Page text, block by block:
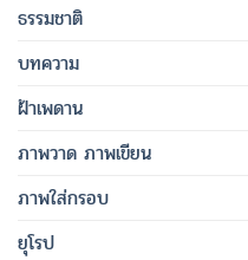
ธรรมชาติ
บทความ
ฝ้าเพดาน
ภาพวาด ภาพเขียน
ภาพใส่กรอบ
ยุโรป